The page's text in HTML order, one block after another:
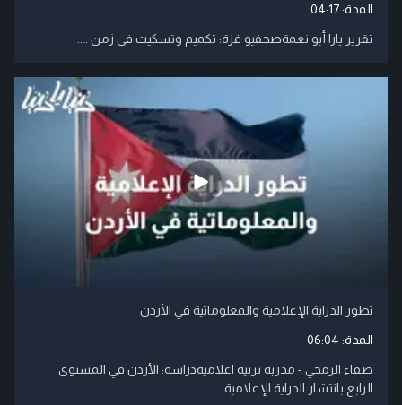
المدة:04:17
تقرير يارا أبو نعمةصحفيو غزة: تكميم وتسكيت في زمن ....
تطور الدراية الإعلامية والمعلوماتية في الأردن
المدة: 06:04
صفاء الرمحي - مدربة تربية اعلاميةدراسة: الأردن في المستوى
الرابع بانتشار الدراية الإعلامية ....